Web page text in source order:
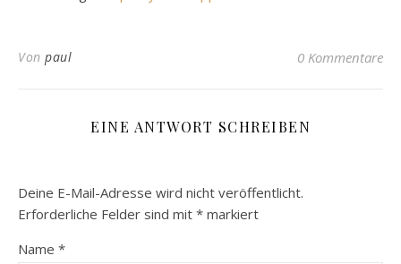
Von paul 0 Kommentare
EINE ANTWORT SCHREIBEN
Deine E-Mail-Adresse wird nicht veröffentlicht.
Erforderliche Felder sind mit * markiert
Name *